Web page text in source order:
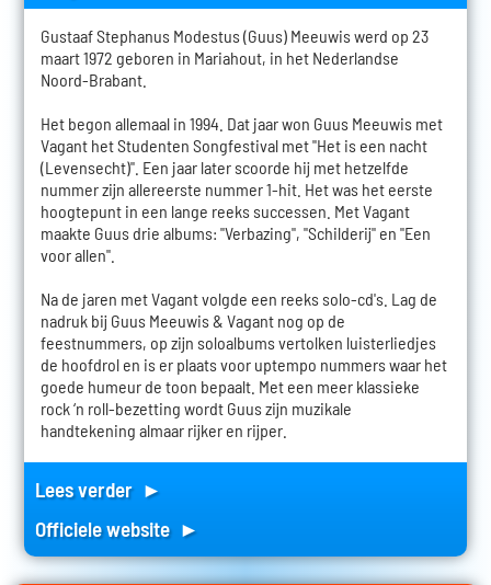
Gustaaf Stephanus Modestus (Guus) Meeuwis werd op 23
maart 1972 geboren in Mariahout, in het Nederlandse
Noord-Brabant.
Het begon allemaal in 1994. Dat jaar won Guus Meeuwis met
Vagant het Studenten Songfestival met "Het is een nacht
(Levensecht)". Een jaar later scoorde hij met hetzelfde
nummer zijn allereerste nummer 1-hit. Het was het eerste
hoogtepunt in een lange reeks successen. Met Vagant
maakte Guus drie albums: "Verbazing", "Schilderij" en "Een
voor allen".
Na de jaren met Vagant volgde een reeks solo-cd's. Lag de
nadruk bij Guus Meeuwis & Vagant nog op de
feestnummers, op zijn soloalbums vertolken luisterliedjes
de hoofdrol en is er plaats voor uptempo nummers waar het
goede humeur de toon bepaalt. Met een meer klassieke
rock ‘n roll-bezetting wordt Guus zijn muzikale
handtekening almaar rijker en rijper.
Lees verder ►
Officiele website ►